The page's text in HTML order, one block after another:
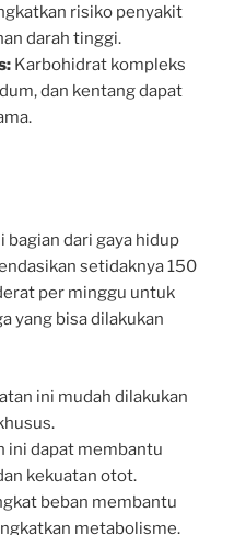
risiko penyakit
darah tinggi.
Karbohidrat kompleks
dan kentang dapat
dari gaya hidup
setidaknya 150
per minggu untuk
yang bisa dilakukan
ini mudah dilakukan
ini dapat membantu
kekuatan otot.
beban membantu
metabolisme.